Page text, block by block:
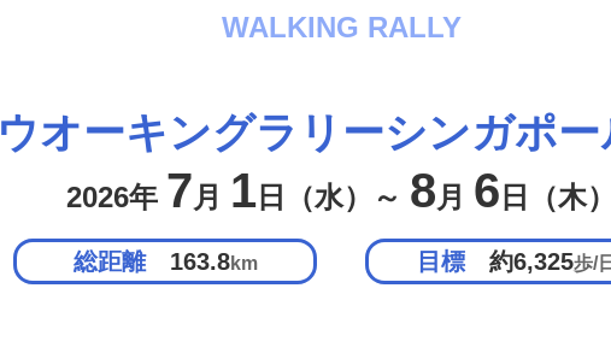
WALKING RALLY
ウオーキングラリーシンガポー
2026年 7月 1 日（水）～ 8月 6 日（木
総距離 163.8km 目標 約6,325歩/